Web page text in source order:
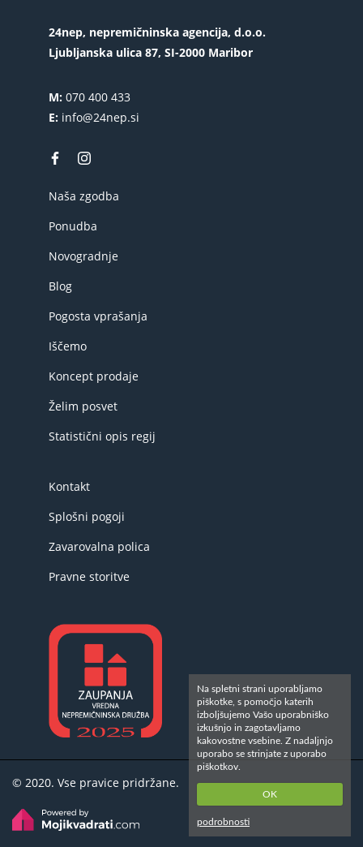
24nep, nepremičninska agencija, d.o.o.
Ljubljanska ulica 87, SI-2000 Maribor
M: 070 400 433
E: info@24nep.si
Naša zgodba
Ponudba
Novogradnje
Blog
Pogosta vprašanja
Iščemo
Koncept prodaje
Želim posvet
Statistični opis regij
Kontakt
Splošni pogoji
Zavarovalna polica
Pravne storitve
© 2020. Vse pravice pridržane.
Na spletni strani uporabljamo
piškotke, s pomočjo katerih
izboljšujemo Vašo uporabniško
izkušnjo in zagotavljamo
kakovostne vsebine. Z nadaljnjo
uporabo se strinjate z uporabo
piškotkov.
OK
podrobnosti